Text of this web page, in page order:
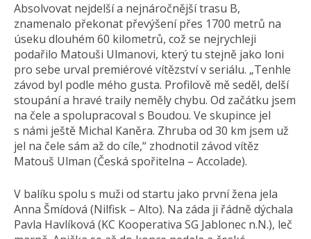
Absolvovat nejdelší a nejnáročnější trasu B,
znamenalo překonat převýšení přes 1700 metrů na
úseku dlouhém 60 kilometrů, což se nejrychleji
podařilo Matouši Ulmanovi, který tu stejně jako loni
pro sebe urval premiérové vítězství v seriálu. „Tenhle
závod byl podle mého gusta. Profilově mě seděl, delší
stoupání a hravé traily neměly chybu. Od začátku jsem
na čele a spolupracoval s Boudou. Ve skupince jel
s námi ještě Michal Kaněra. Zhruba od 30 km jsem už
jel na čele sám až do cíle,“ zhodnotil závod vítěz
Matouš Ulman (Česká spořitelna – Accolade).
V balíku spolu s muži od startu jako první žena jela
Anna Šmídová (Nilfisk – Alto). Na záda ji řádně dýchala
Pavla Havlíková (KC Kooperativa SG Jablonec n.N.), leč